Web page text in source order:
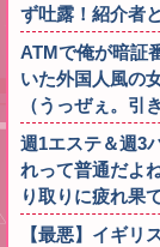
ず吐露！紹介者
ATMで俺が暗証
いた外国人風の
（うっぜぇ。引
週1エステ＆週3
れって普通だよ
り取りに疲れ果
【最悪】イギリ